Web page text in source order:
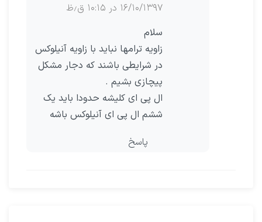
۱۶/۱۰/۱۳۹۷ در ۱۰:۱۵ ق٫ظ
سلام
زاویه ترامها نباید با زاویه آنیلوکس
در شرایطی باشند که دجار مشکل
پیچازی بشیم .
ال پی ای کلیشه حدودا باید یک
ششم ال پی ای آنیلوکس باشه
پاسخ